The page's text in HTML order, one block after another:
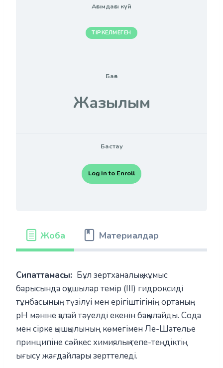
Ағымдағы күй
ТІРКЕЛМЕГЕН
Баға
Жазылым
Бастау
Log In to Enroll
Жоба Материалдар
Сипаттамасы: Бұл зертханалық жұмыс
барысында оқушылар темір (III) гидроксиді
тұнбасының түзілуі мен ерігіштігінің ортаның
рН мәніне қалай тәуелді екенін бақылайды. Сода
мен сірке қышқылының көмегімен Ле-Шателье
принципіне сәйкес химиялық тепе-теңдіктің
ығысу жағдайлары зерттеледі.